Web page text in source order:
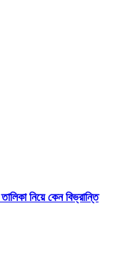
নিয়ে কেন বিভ্রান্তি